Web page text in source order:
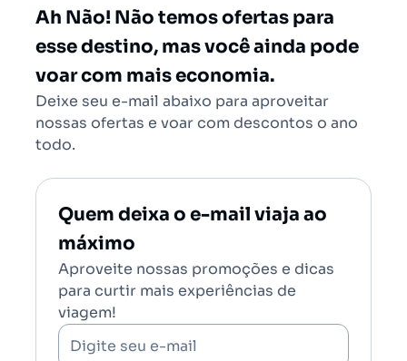
Salvador - Todos (SSA)
Brasília (BSB)
Ah Não! Não temos ofertas para
esse destino, mas você ainda pode
voar com mais economia.
Deixe seu e-mail abaixo para aproveitar
nossas ofertas e voar com descontos o ano
todo.
Quem deixa o e-mail viaja ao
máximo
Aproveite nossas promoções e dicas
para curtir mais experiências de
viagem!
Digite seu e-mail